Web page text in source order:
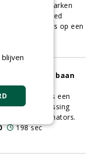
aan bunkerharken
Een goed
de opties eens op een
2.0 houdt de baan
heeft sinds een
eigen oplossing
twee Goosinators.
198 sec